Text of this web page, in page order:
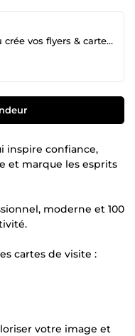
Je retouche vos photos ou crée vos flyers & cartes de visite pro et personnalisés
inspire confiance,
et marque les esprits
moderne et 100
cartes de visite :
votre image et